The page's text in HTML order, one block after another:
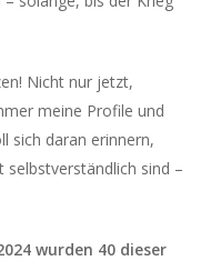
Nicht nur jetzt,
meine Profile und
sich daran erinnern,
selbstverständlich sind –
wurden 40 dieser